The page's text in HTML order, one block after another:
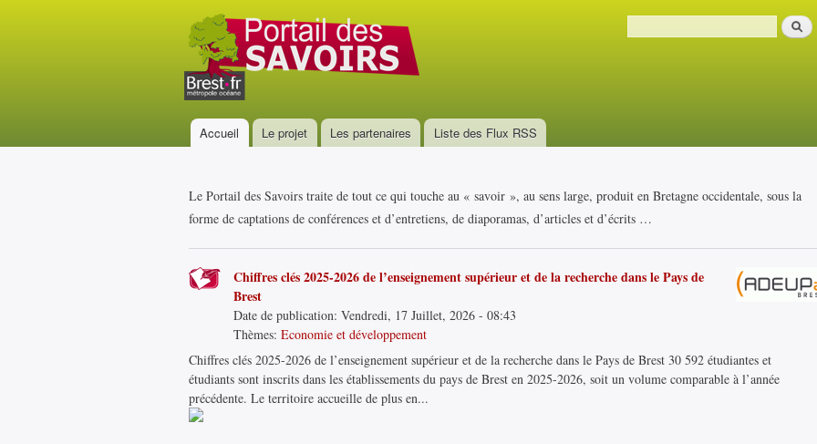
Portail
des
savoirs
Formulaire de recherche
Menu principal
Accueil Le projet Les partenaires Liste des Flux RSS
Le Portail des Savoirs traite de tout ce qui touche au « savoir », au sens large, produit en Bretagne occidentale, sous la
forme de captations de conférences et d’entretiens, de diaporamas, d’articles et d’écrits …
Chiffres clés 2025-2026 de l’enseignement supérieur et de la recherche dans le Pays de
Brest
Date de publication:Vendredi, 17 Juillet, 2026 - 08:43
Thèmes:Economie et développement
Chiffres clés 2025-2026 de l’enseignement supérieur et de la recherche dans le Pays de Brest 30 592 étudiantes et
étudiants sont inscrits dans les établissements du pays de Brest en 2025-2026, soit un volume comparable à l’année
précédente. Le territoire accueille de plus en...